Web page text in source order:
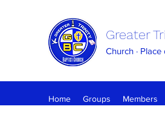
Greater
Church ·
Home Groups Members